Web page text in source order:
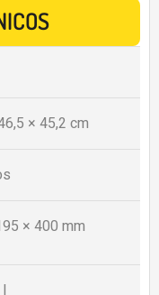
× 45,2 cm
× 400 mm